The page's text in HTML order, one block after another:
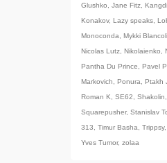
Glushko
Jane Fitz
Konakov, Lazy speaks
Monoconda
Mykki
Nicolas Lutz Nikolaienko
Pantha Du Prince
Pavel
Markovich
Ponura Ptakh
Roman K
SE62 Shakolin
Squarepusher, Stanislav
313
Timur Basha Trippsy,
Yves Tumor, zolaa